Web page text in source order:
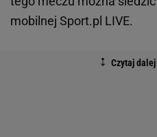
mobilnej Sport.pl LIVE.